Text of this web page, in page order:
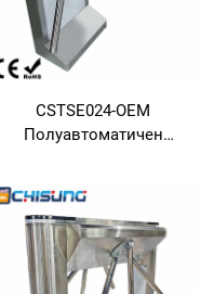
CSTSE024-OEM
Полуавтоматичен
турникет 485 мм Д * 280
мм Ш * 980 мм В от
материал SUS304